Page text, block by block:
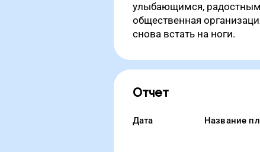
улыбающимся, радостным
общественная
снова встать на ноги.
Отчет
Дата Название